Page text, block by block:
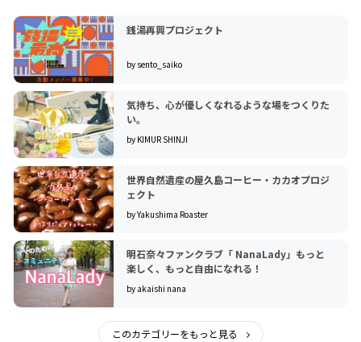
銭湯再興プロジェクト
by sento_saiko
気持ち、心が優しくなれるような場をつくりた
い。
by KIMUR SHINJI
世界自然遺産の屋久島コーヒー・カカオプロジ
ェクト
by Yakushima Roaster
明石奈々ファンクラブ「 NanaLady」もっと
楽しく、もっと自由になれる！
by akaishi nana
このカテゴリーをもっと見る